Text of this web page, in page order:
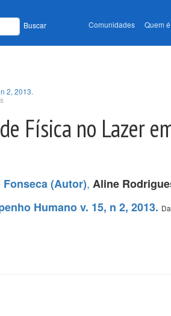
Buscar Comunidades Quem
2, 2013.
Física no Lazer
(Autor), Aline
Humano v. 15, n 2, 2013.